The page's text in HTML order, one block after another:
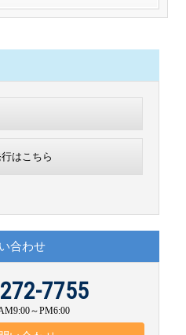
はこちら
合わせ
7755
～PM6:00